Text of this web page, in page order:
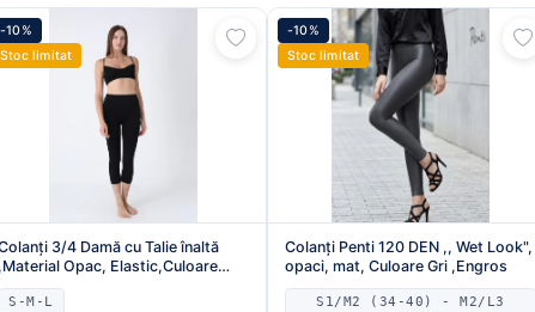
-10%
Stoc limitat
3/4 Damă cu Talie înaltă
,Material Opac, Elastic,Culoare
Negru, Engros
S-M-L
-10%
Stoc limitat
Colanți Penti 120 DEN ,, Wet Look",
opaci, mat, Culoare Gri ,Engros
S1/M2 (34-40) - M2/L3